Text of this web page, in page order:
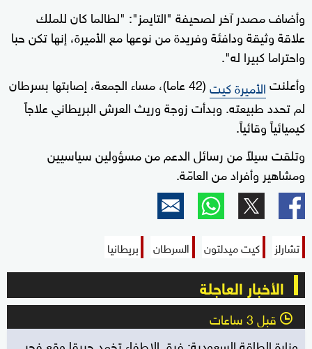
وأضاف مصدر آخر لصحيفة "التايمز": "لطالما كان للملك
علاقة وثيقة ودافئة وفريدة من نوعها مع الأميرة، إنها تكن حبا
واحتراما كبيرا له".
وأعلنتالأميرة كيت
(42 عاما)، مساء الجمعة، إصابتها بسرطان
لم تحدد طبيعته. وبدأت زوجة وريث العرش البريطاني علاجاً
كيميائياً وقائياً.
وتلقت سيلاً من رسائل الدعم من مسؤولين سياسيين
ومشاهير وأفراد من العامّة.
تشارلز كيت ميدلتون السرطان بريطانيا
الأخبار العاجلة
l قبل 3 ساعات